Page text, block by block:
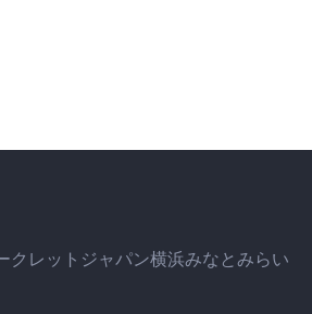
クレットジャパン横浜みなとみらい